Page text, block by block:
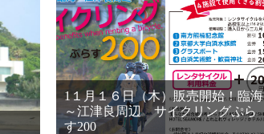
1１月１６日（木）販売開始！臨海
～江津良周辺 サイクリングぷら
す200